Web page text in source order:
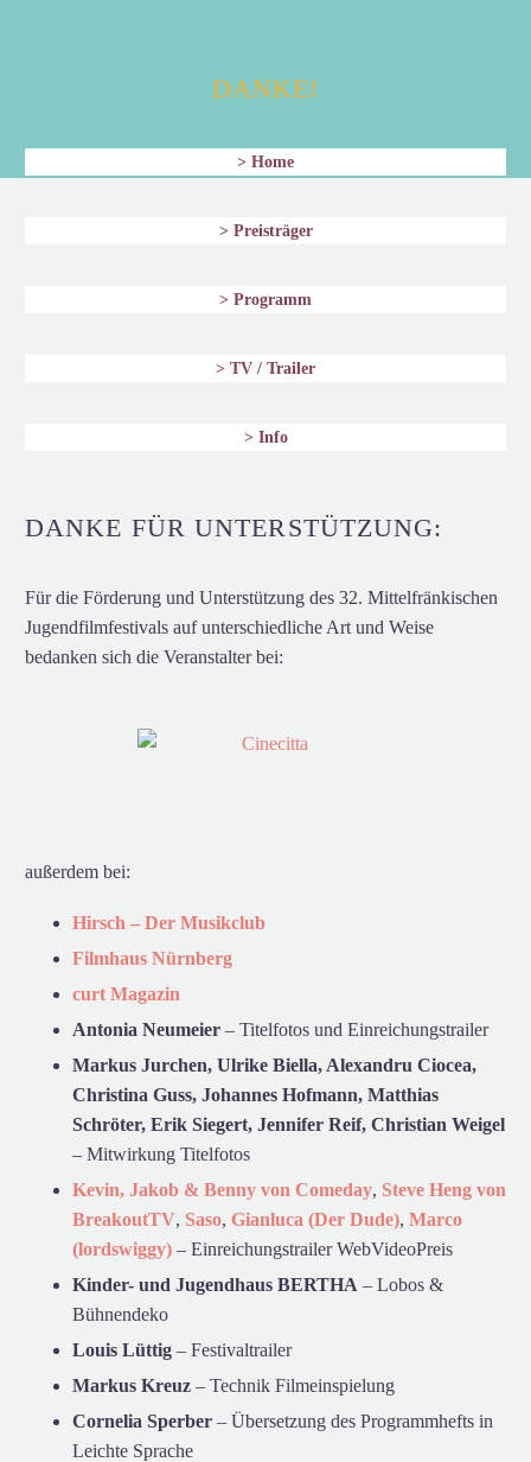
DANKE!
> Home
> Preisträger
> Programm
> TV / Trailer
> Info
DANKE FÜR UNTERSTÜTZUNG:
Für die Förderung und Unterstützung des 32. Mittelfränkischen
Jugendfilmfestivals auf unterschiedliche Art und Weise
bedanken sich die Veranstalter bei:
außerdem bei:
Hirsch – Der Musikclub
Filmhaus Nürnberg
curt Magazin
Antonia Neumeier – Titelfotos und Einreichungstrailer
Markus Jurchen, Ulrike Biella, Alexandru Ciocea,
Christina Guss, Johannes Hofmann, Matthias
Schröter, Erik Siegert, Jennifer Reif, Christian Weigel
– Mitwirkung Titelfotos
Kevin, Jakob & Benny von Comeday, Steve Heng von
BreakoutTV, Saso, Gianluca (Der Dude), Marco
(lordswiggy) – Einreichungstrailer WebVideoPreis
Kinder- und Jugendhaus BERTHA – Lobos &
Bühnendeko
Louis Lüttig – Festivaltrailer
Markus Kreuz – Technik Filmeinspielung
Cornelia Sperber – Übersetzung des Programmhefts in
Leichte Sprache